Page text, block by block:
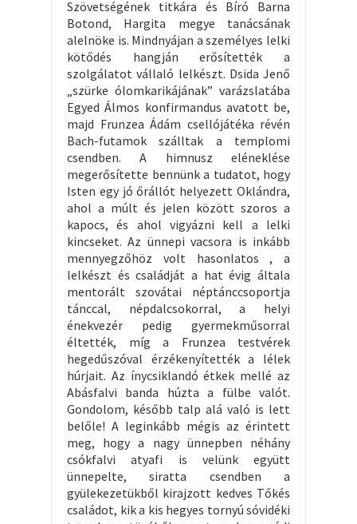
Szövetségének titkára és Bíró Barna
Botond, Hargita megye tanácsának
alelnöke is. Mindnyájan a személyes lelki
kötődés hangján erősítették a
szolgálatot vállaló lelkészt. Dsida Jenő
„szürke ólomkarikájának” varázslatába
Egyed Álmos konfirmandus avatott be,
majd Frunzea Ádám csellójátéka révén
Bach-futamok szálltak a templomi
csendben. A himnusz eléneklése
megerősítette bennünk a tudatot, hogy
Isten egy jó őrállót helyezett Oklándra,
ahol a múlt és jelen között szoros a
kapocs, és ahol vigyázni kell a lelki
kincseket. Az ünnepi vacsora is inkább
mennyegzőhöz volt hasonlatos , a
lelkészt és családját a hat évig általa
mentorált szovátai néptánccsoportja
tánccal, népdalcsokorral, a helyi
énekvezér pedig gyermekműsorral
éltették, míg a Frunzea testvérek
hegedűszóval érzékenyítették a lélek
húrjait. Az ínycsiklandó étkek mellé az
Abásfalvi banda húzta a fülbe valót.
Gondolom, később talp alá való is lett
belőle! A leginkább mégis az érintett
meg, hogy a nagy ünnepben néhány
csókfalvi atyafi is velünk együtt
ünnepelte, siratta csendben a
gyülekezetükből kirajzott kedves Tőkés
családot, kik a kis hegyes tornyú sóvidéki